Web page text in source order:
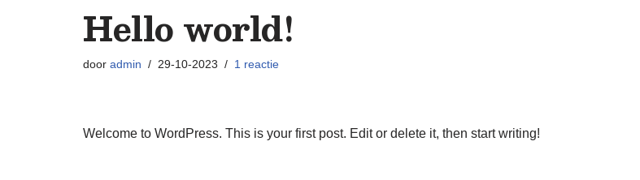
Hello world!
door admin 29-10-2023 1 reactie
Welcome to WordPress. This is your first post. Edit or delete it, then start writing!